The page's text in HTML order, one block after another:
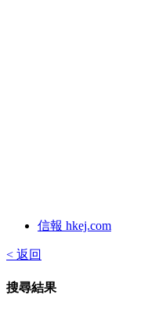
信報 hkej.com
< 返回
搜尋結果